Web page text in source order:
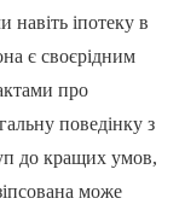
іпотеку в
є своєрідним
про
поведінку з
до кращих умов,
може